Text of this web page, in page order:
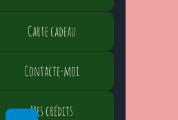
Carte cadeau
Contacte-moi
Mes crédits